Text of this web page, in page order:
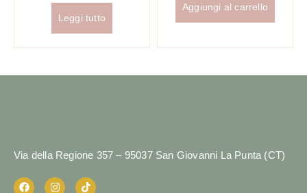
Leggi tutto
Aggiungi al carrello
Via della Regione 357 – 95037 San Giovanni La Punta (CT)